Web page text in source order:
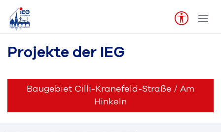
Projekte der IEG
Baugebiet Cilli-Kranefeld-Straße / Am
Hinkeln